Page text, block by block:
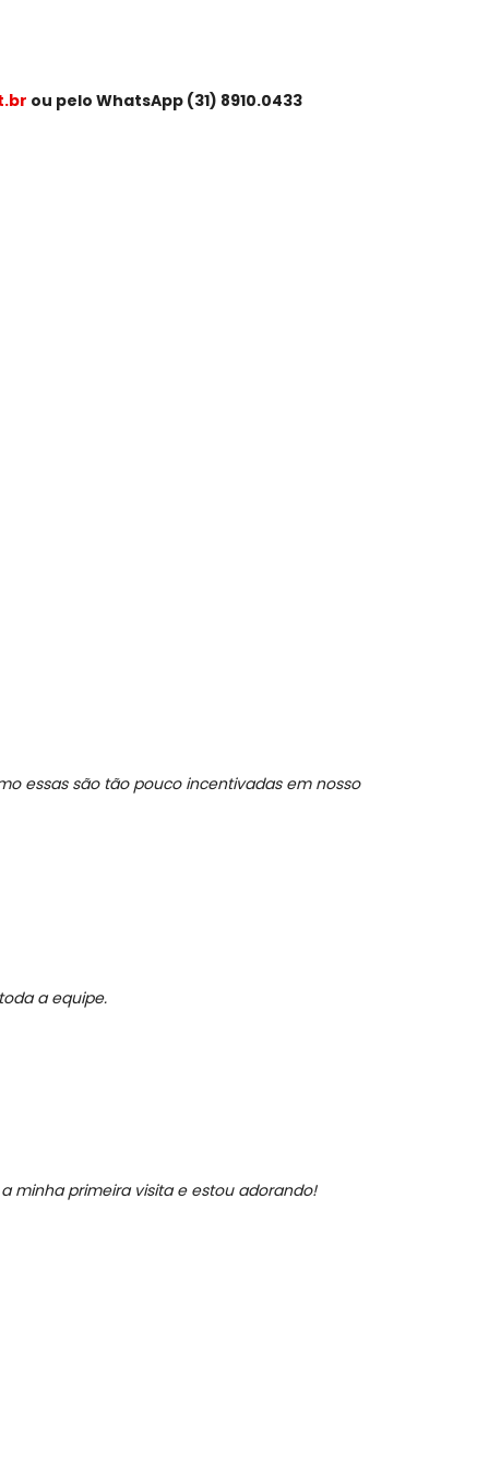
ou pelo WhatsApp (31) 8910.0433
essas são tão pouco incentivadas em nosso
a equipe.
minha primeira visita e estou adorando!